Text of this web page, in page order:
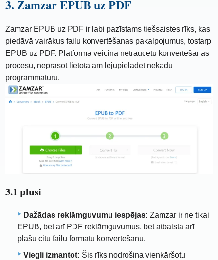
3. Zamzar EPUB uz PDF
Zamzar EPUB uz PDF ir labi pazīstams tiešsaistes rīks, kas
piedāvā vairākus failu konvertēšanas pakalpojumus, tostarp
EPUB uz PDF. Platforma veicina netraucētu konvertēšanas
procesu, neprasot lietotājam lejupielādēt nekādu
programmatūru.
3.1 plusi
Dažādas reklāmguvumu iespējas: Zamzar ir ne tikai
EPUB, bet arī PDF reklāmguvumus, bet atbalsta arī
plašu citu failu formātu konvertēšanu.
Viegli izmantot: Šis rīks nodrošina vienkāršotu